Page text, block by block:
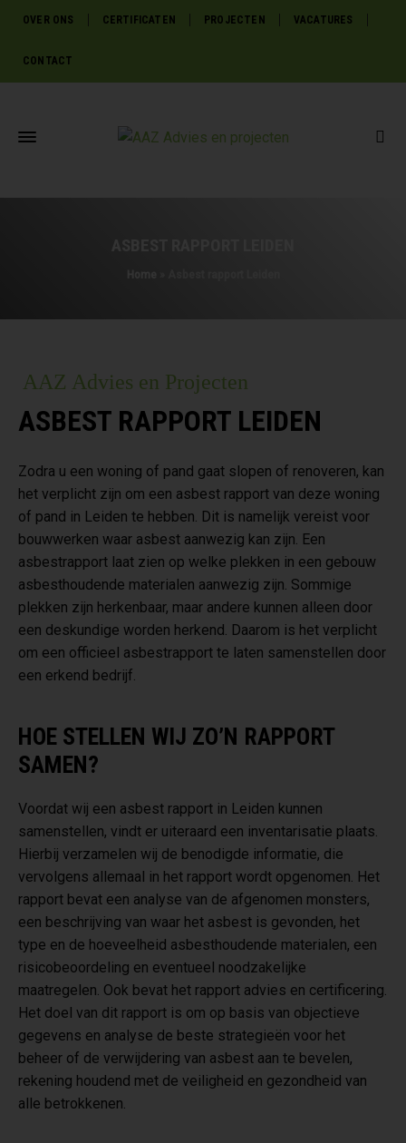
OVER ONS CERTIFICATEN PROJECTEN VACATURES
CONTACT
AAZ Advies en Projecten
ASBEST RAPPORT LEIDEN
Zodra u een woning of pand gaat slopen of renoveren, kan
het verplicht zijn om een asbest rapport van deze woning
of pand in Leiden te hebben. Dit is namelijk vereist voor
bouwwerken waar asbest aanwezig kan zijn. Een
asbestrapport laat zien op welke plekken in een gebouw
asbesthoudende materialen aanwezig zijn. Sommige
plekken zijn herkenbaar, maar andere kunnen alleen door
een deskundige worden herkend. Daarom is het verplicht
om een officieel asbestrapport te laten samenstellen door
een erkend bedrijf.
HOE STELLEN WIJ ZO’N RAPPORT
SAMEN?
Voordat wij een asbest rapport in Leiden kunnen
samenstellen, vindt er uiteraard een inventarisatie plaats.
Hierbij verzamelen wij de benodigde informatie, die
vervolgens allemaal in het rapport wordt opgenomen. Het
rapport bevat een analyse van de afgenomen monsters,
een beschrijving van waar het asbest is gevonden, het
type en de hoeveelheid asbesthoudende materialen, een
risicobeoordeling en eventueel noodzakelijke
maatregelen. Ook bevat het rapport advies en certificering.
Het doel van dit rapport is om op basis van objectieve
gegevens en analyse de beste strategieën voor het
beheer of de verwijdering van asbest aan te bevelen,
rekening houdend met de veiligheid en gezondheid van
alle betrokkenen.